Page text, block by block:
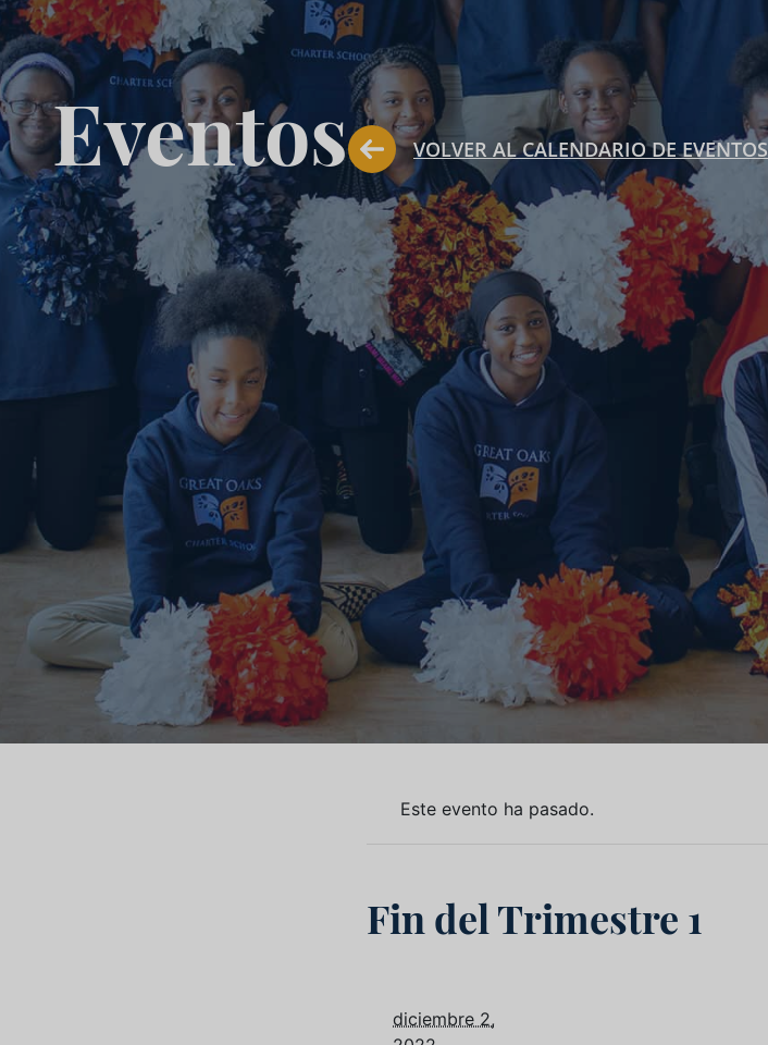
Eventos VOLVER AL CALENDARIO DE EVENTOS
Este evento ha pasado.
Fin del Trimestre 1
diciembre 2,